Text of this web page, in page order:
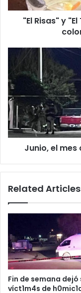
en
Figueroa
"El Risas" y
Junio,
mes
con
más
mujeres
asesinadas
Junio, el
Related Articles
Fin de semana dejó
víct1m4s de